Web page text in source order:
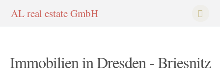
ALreal estateGmbH
Immobilien in Dresden - Briesnitz